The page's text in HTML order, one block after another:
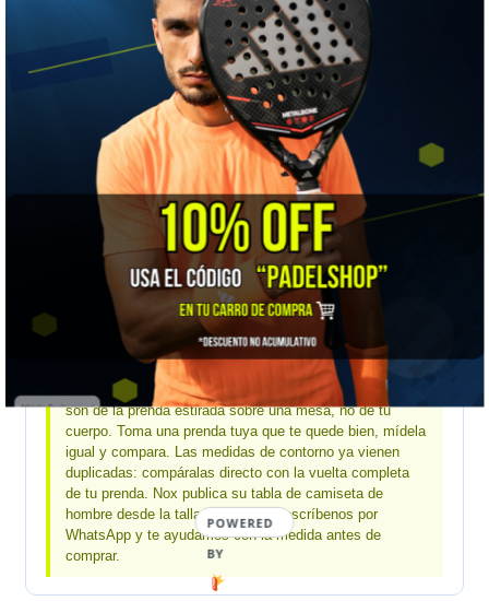
📏 GUÍA DE TALLAS
Nox · medidas de la prenda extendida, en centímetros
MEDIDA S M L XXL
Largo 59,3 61 62,7 64,4 66,1
Contorno de pecho 106
Hombros 13 13,5 14
Mide una prenda tuya, no tu cuerpo:estas medidas
son de la prenda estirada sobre una mesa, no de tu
cuerpo. Toma una prenda tuya que te quede bien, mídela
igual y compara. Las medidas de contorno ya vienen
duplicadas: compáralas directo con la vuelta completa
de tu prenda. Nox publica su tabla de camiseta de
hombre desde la talla S: para XS, escríbenos por
WhatsApp y te ayudamos con la medida antes de
comprar.
POWERED
BY